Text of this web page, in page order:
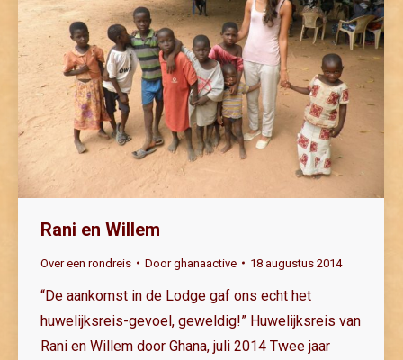
Rani en Willem
Over een rondreis Doorghanaactive 18 augustus 2014
“De aankomst in de Lodge gaf ons echt het
huwelijksreis-gevoel, geweldig!” Huwelijksreis van
Rani en Willem door Ghana, juli 2014 Twee jaar